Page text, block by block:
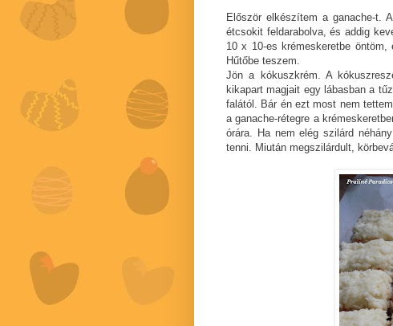
Először elkészítem a ganache-t.
étcsokit feldarabolva, és addig
10 x 10-es krémeskeretbe öntöm,
Hűtőbe teszem.
Jön a kókuszkrém. A
kikapart magjait egy lábasban a
falától. Bár én ezt most nem
a ganache-rétegre a
órára. Ha nem elég szilárd
tenni. Miután megszilárdult,